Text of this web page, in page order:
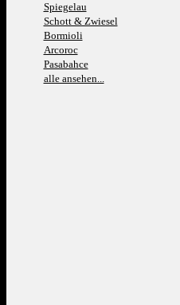
Spiegelau
Schott & Zwiesel
Bormioli
Arcoroc
Pasabahce
alle ansehen...